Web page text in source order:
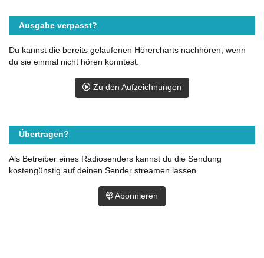
Ausgabe verpasst?
Du kannst die bereits gelaufenen Hörercharts nachhören, wenn
du sie einmal nicht hören konntest.
Zu den Aufzeichnungen
Übertragen?
Als Betreiber eines Radiosenders kannst du die Sendung
kostengünstig auf deinen Sender streamen lassen.
Abonnieren